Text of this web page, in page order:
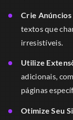
Crie
textos que
irresistíveis.
Utilize
adicionais,
páginas
Otimize Seu